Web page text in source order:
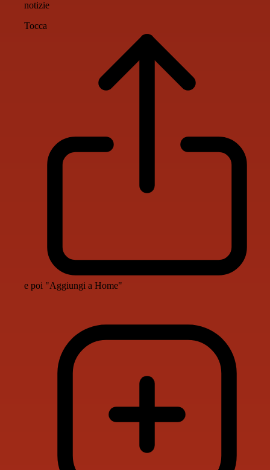
notizie
Tocca
e poi "Aggiungi a Home"